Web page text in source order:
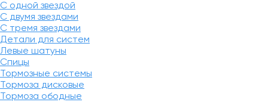
С одной звездой
С двумя звездами
С тремя звездами
Детали для систем
Левые шатуны
Спицы
Тормозные системы
Тормоза дисковые
Тормоза ободные